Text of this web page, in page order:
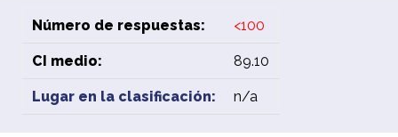
Número de respuestas: <100
CI medio: 89.10
Lugar en la clasificación: n/a